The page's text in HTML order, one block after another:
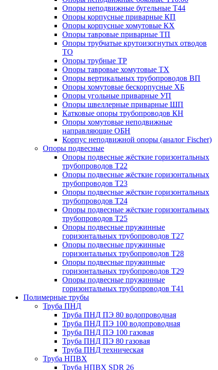
Опоры неподвижные бугельные Т44
Опоры корпусные приварные КП
Опоры корпусные хомутовые КХ
Опоры тавровые приварные ТП
Опоры трубчатые крутоизогнутых отводов
ТО
Опоры трубные ТР
Опоры тавровые хомутовые ТХ
Опоры вертикальных трубопроводов ВП
Опоры хомутовые бескорпусные ХБ
Опоры угольные приварные УП
Опоры швеллерные приварные ШП
Катковые опоры трубопроводов КН
Опоры хомутовые неподвижные
направляющие ОБН
Корпус неподвижной опоры (аналог Fischer)
Опоры подвесные
Опоры подвесные жёсткие горизонтальных
трубопроводов Т22
Опоры подвесные жёсткие горизонтальных
трубопроводов Т23
Опоры подвесные жёсткие горизонтальных
трубопроводов Т24
Опоры подвесные жёсткие горизонтальных
трубопроводов Т25
Опоры подвесные пружинные
горизонтальных трубопроводов Т27
Опоры подвесные пружинные
горизонтальных трубопроводов Т28
Опоры подвесные пружинные
горизонтальных трубопроводов Т29
Опоры подвесные пружинные
горизонтальных трубопроводов Т41
Полимерные трубы
Труба ПНД
Труба ПНД ПЭ 80 водопроводная
Труба ПНД ПЭ 100 водопроводная
Труба ПНД ПЭ 100 газовая
Труба ПНД ПЭ 80 газовая
Труба ПНД техническая
Труба НПВХ
Труба НПВХ SDR 26